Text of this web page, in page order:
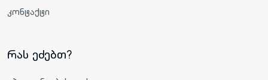
კონტაქტი
რას ეძებთ?